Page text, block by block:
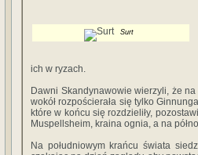
Surt
ich w ryzach.
Dawni Skandynawowie wierzyli, że
wokół rozpościerała się tylko
które w końcu się rozdzieliły,
Muspellsheim, kraina ognia, a na
Na południowym krańcu świata